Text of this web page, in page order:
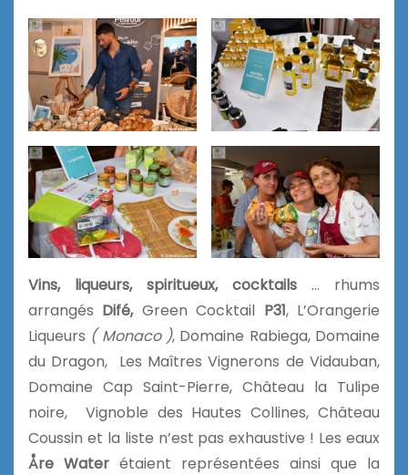
Vins, liqueurs, spiritueux, cocktails … rhums
arrangés Difé,Green Cocktail P31, L’Orangerie
Liqueurs ( Monaco ), Domaine Rabiega, Domaine
du Dragon, Les Maîtres Vignerons de Vidauban,
Domaine Cap Saint-Pierre, Château la Tulipe
noire, Vignoble des Hautes Collines, Château
Coussin et la liste n’est pas exhaustive ! Les eaux
Åre Water étaient représentées ainsi que la